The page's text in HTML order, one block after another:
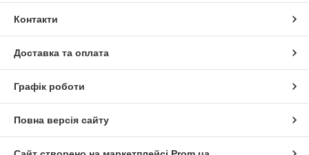
Контакти
Доставка та оплата
Графік роботи
Повна версія сайту